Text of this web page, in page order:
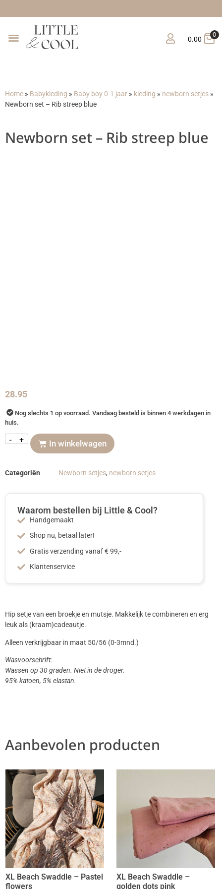
0.00
0
Home » Babykleding » Baby boy 0-1 jaar » kleding » newborn setjes »
Newborn set – Rib streep blue
Newborn set – Rib streep blue
28.95
Nog slechts 1 op voorraad. Vandaag besteld is binnen 4 werkdagen in
huis.
- + In winkelwagen
Categoriën Newborn setjes, newborn setjes
Waarom bestellen bij Little & Cool?
Handgemaakt
Shop nu, betaal later!
Gratis verzending vanaf € 99,-
Klantenservice
Hip setje van een broekje en mutsje. Makkelijk te combineren en erg
leuk als (kraam)cadeautje.
Alleen verkrijgbaar in maat 50/56 (0-3mnd.)
Wasvoorschrift:
Wassen op 30 graden. Niet in de droger.
95% katoen, 5% elastan.
Aanbevolen producten
XL Beach Swaddle – Pastel
flowers
XL Beach Swaddle –
golden dots pink